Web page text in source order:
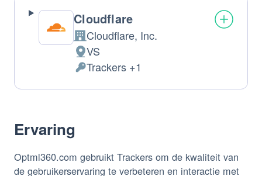
Cloudflare
Bedrijf:
Cloudflare, Inc.
Verwerkingslocatie:
VS
Verwerkte
Persoonsgegevens:
Trackers +1
Ervaring
Optml360.com gebruikt Trackers om de kwaliteit van
de gebruikerservaring te verbeteren en interactie met